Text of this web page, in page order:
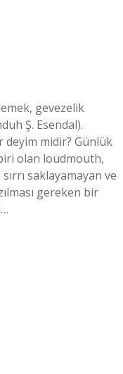
gevezelik
Ş. Esendal).
deyim midir? Günlük
olan loudmouth,
saklayamayan ve
gereken bir